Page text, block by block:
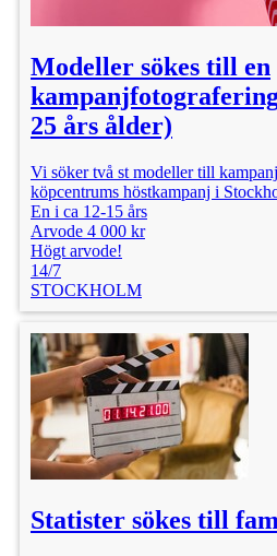
Modeller sökes till en
25 års ålder)
Vi söker två st modeller till
köpcentrums höstkampanj i
En i ca 12-15 års
Arvode 4 000 kr
Högt arvode!
14/7
STOCKHOLM
Statister sökes till